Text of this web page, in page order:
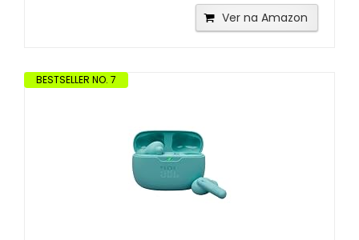
Ver na Amazon
BESTSELLER NO. 7